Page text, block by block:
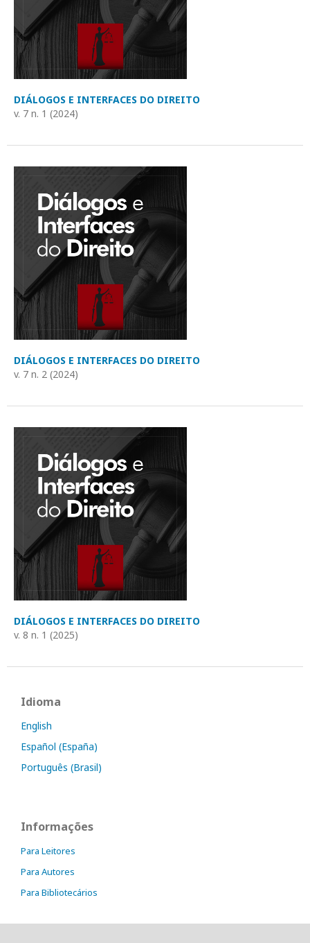
DIÁLOGOS E INTERFACES DO DIREITO
v. 7 n. 1 (2024)
DIÁLOGOS E INTERFACES DO DIREITO
v. 7 n. 2 (2024)
DIÁLOGOS E INTERFACES DO DIREITO
v. 8 n. 1 (2025)
Idioma
English
Español (España)
Português (Brasil)
Informações
Para Leitores
Para Autores
Para Bibliotecários